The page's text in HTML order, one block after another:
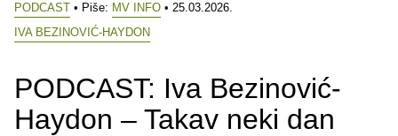
PODCAST • Piše: MV INFO • 25.03.2026.
IVA BEZINOVIĆ-HAYDON
PODCAST: Iva Bezinović-
Haydon – Takav neki dan